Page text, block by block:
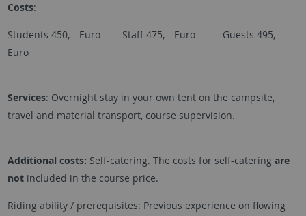
Costs:
Students 450,-- Euro Staff 475,-- Euro Guests 495,--
Euro
Services: Overnight stay in your own tent on the campsite,
travel and material transport, course supervision.
Additional costs: Self-catering. The costs for self-catering are
notincluded in the course price.
Riding ability / prerequisites: Previous experience on flowing